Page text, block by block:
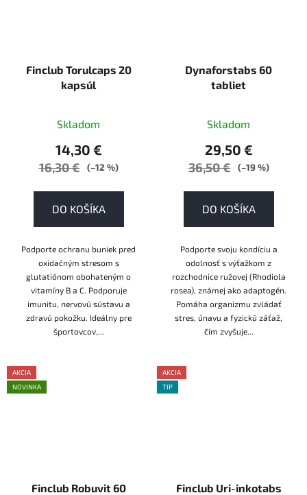
Finclub Torulcaps 20
kapsúl
Skladom
14,30 €
16,30 € (–12 %)
DO KOŠÍKA
Podporte ochranu buniek pred
oxidačným stresom s
glutatiónom obohateným o
vitamíny B a C. Podporuje
imunitu, nervovú sústavu a
zdravú pokožku. Ideálny pre
športovcov,...
Dynaforstabs 60
tabliet
Skladom
29,50 €
36,50 € (–19 %)
DO KOŠÍKA
Podporte svoju kondíciu a
odolnosť s výťažkom z
rozchodnice ružovej (Rhodiola
rosea), známej ako adaptogén.
Pomáha organizmu zvládať
stres, únavu a fyzickú záťaž,
čím zvyšuje...
AKCIA
NOVINKA
Finclub Robuvit 60
AKCIA
TIP
Finclub Uri-inkotabs